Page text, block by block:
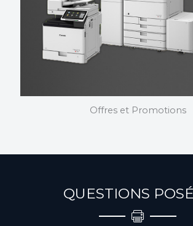
maîtrisons nos produits dans les
pouvons vous assister quelque soit votre
d’activité.
Offres et Promotions
QUESTIONS